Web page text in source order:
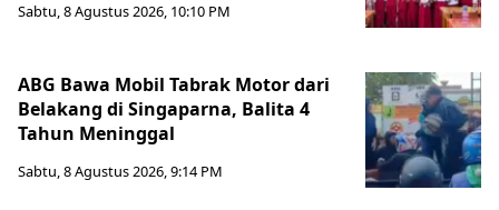
Sabtu, 8 Agustus 2026, 10:10 PM
ABG Bawa Mobil Tabrak Motor dari
Belakang di Singaparna, Balita 4
Tahun Meninggal
Sabtu, 8 Agustus 2026, 9:14 PM